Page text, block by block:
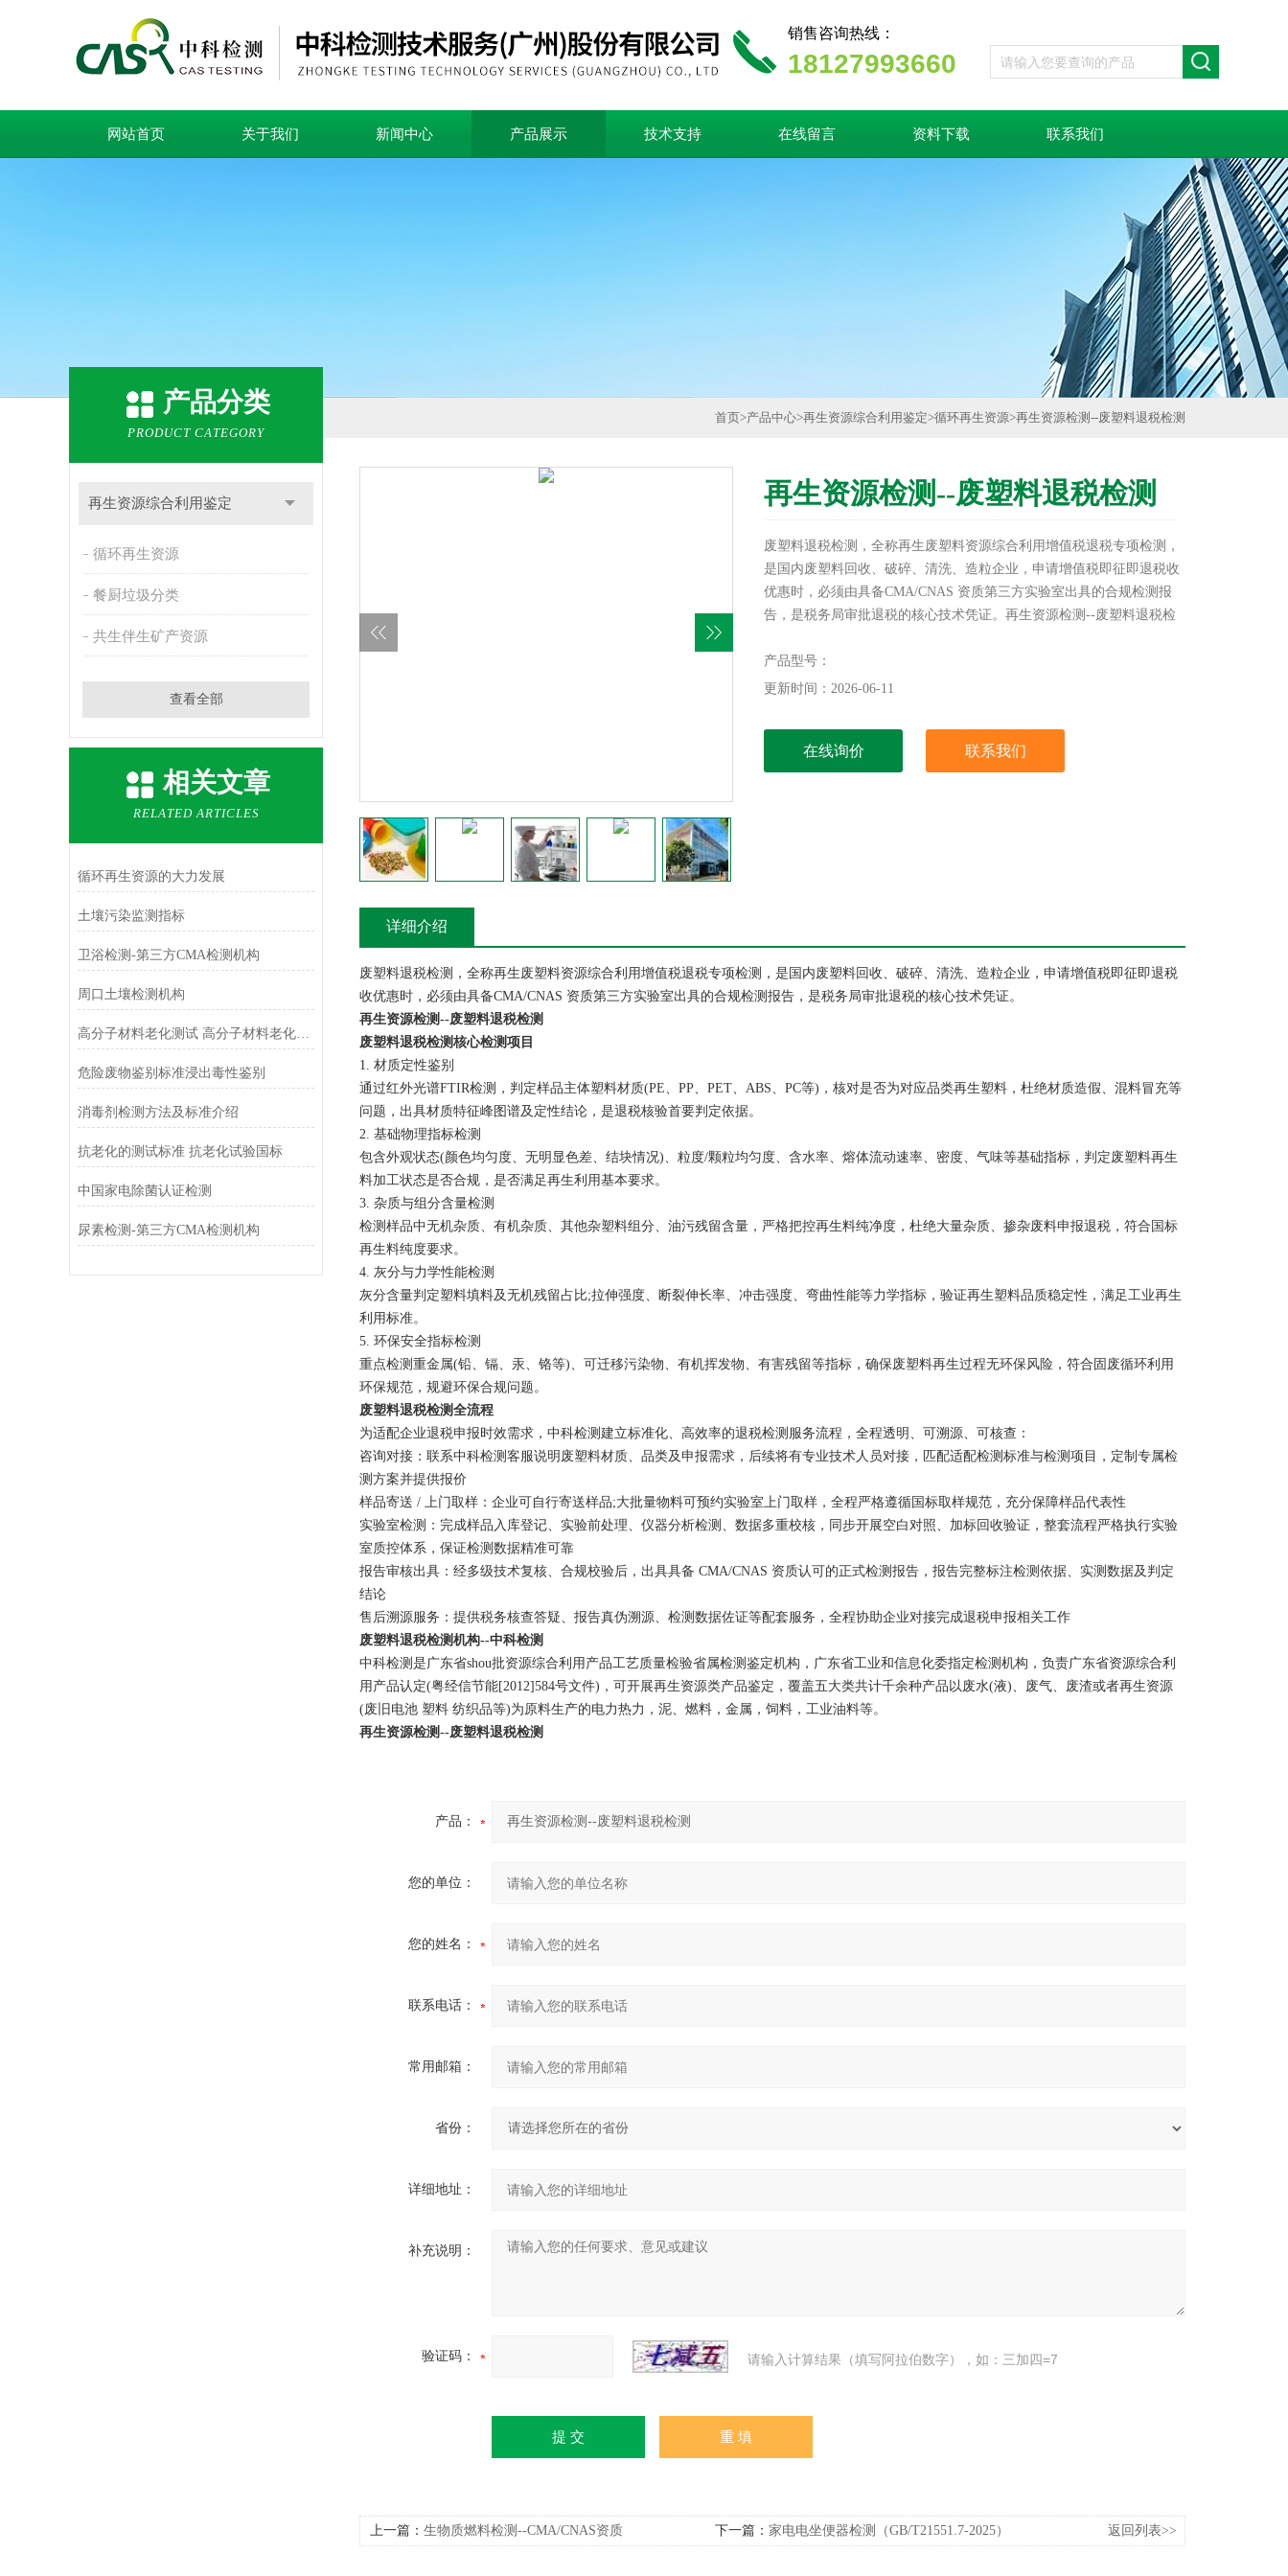
销售咨询热线：
18127993660
网站首页 关于我们 新闻中心 产品展示 技术支持 在线留言 资料下载 联系我们
产品分类
PRODUCT CATEGORY
再生资源综合利用鉴定
循环再生资源
餐厨垃圾分类
共生伴生矿产资源
查看全部
相关文章
RELATED ARTICLES
循环再生资源的大力发展
土壤污染监测指标
卫浴检测-第三方CMA检测机构
周口土壤检测机构
高分子材料老化测试 高分子材料老化测试方法
危险废物鉴别标准浸出毒性鉴别
消毒剂检测方法及标准介绍
抗老化的测试标准 抗老化试验国标
中国家电除菌认证检测
尿素检测-第三方CMA检测机构
首页>产品中心>再生资源综合利用鉴定>循环再生资源>再生资源检测--废塑料退税检测
再生资源检测--废塑料退税检测
废塑料退税检测，全称再生废塑料资源综合利用增值税退税专项检测，
是国内废塑料回收、破碎、清洗、造粒企业，申请增值税即征即退税收
优惠时，必须由具备CMA/CNAS 资质第三方实验室出具的合规检测报
告，是税务局审批退税的核心技术凭证。再生资源检测--废塑料退税检
产品型号：
更新时间：2026-06-11
在线询价 联系我们
详细介绍
废塑料退税检测，全称再生废塑料资源综合利用增值税退税专项检测，是国内废塑料回收、破碎、清洗、造粒企业，申请增值税即征即退税
收优惠时，必须由具备CMA/CNAS 资质第三方实验室出具的合规检测报告，是税务局审批退税的核心技术凭证。
再生资源检测--废塑料退税检测
废塑料退税检测核心检测项目
1. 材质定性鉴别
通过红外光谱FTIR检测，判定样品主体塑料材质(PE、PP、PET、ABS、PC等)，核对是否为对应品类再生塑料，杜绝材质造假、混料冒充等
问题，出具材质特征峰图谱及定性结论，是退税核验首要判定依据。
2. 基础物理指标检测
包含外观状态(颜色均匀度、无明显色差、结块情况)、粒度/颗粒均匀度、含水率、熔体流动速率、密度、气味等基础指标，判定废塑料再生
料加工状态是否合规，是否满足再生利用基本要求。
3. 杂质与组分含量检测
检测样品中无机杂质、有机杂质、其他杂塑料组分、油污残留含量，严格把控再生料纯净度，杜绝大量杂质、掺杂废料申报退税，符合国标
再生料纯度要求。
4. 灰分与力学性能检测
灰分含量判定塑料填料及无机残留占比;拉伸强度、断裂伸长率、冲击强度、弯曲性能等力学指标，验证再生塑料品质稳定性，满足工业再生
利用标准。
5. 环保安全指标检测
重点检测重金属(铅、镉、汞、铬等)、可迁移污染物、有机挥发物、有害残留等指标，确保废塑料再生过程无环保风险，符合固废循环利用
环保规范，规避环保合规问题。
废塑料退税检测全流程
为适配企业退税申报时效需求，中科检测建立标准化、高效率的退税检测服务流程，全程透明、可溯源、可核查：
咨询对接：联系中科检测客服说明废塑料材质、品类及申报需求，后续将有专业技术人员对接，匹配适配检测标准与检测项目，定制专属检
测方案并提供报价
样品寄送 / 上门取样：企业可自行寄送样品;大批量物料可预约实验室上门取样，全程严格遵循国标取样规范，充分保障样品代表性
实验室检测：完成样品入库登记、实验前处理、仪器分析检测、数据多重校核，同步开展空白对照、加标回收验证，整套流程严格执行实验
室质控体系，保证检测数据精准可靠
报告审核出具：经多级技术复核、合规校验后，出具具备 CMA/CNAS 资质认可的正式检测报告，报告完整标注检测依据、实测数据及判定
结论
售后溯源服务：提供税务核查答疑、报告真伪溯源、检测数据佐证等配套服务，全程协助企业对接完成退税申报相关工作
废塑料退税检测机构--中科检测
中科检测是广东省shou批资源综合利用产品工艺质量检验省属检测鉴定机构，广东省工业和信息化委指定检测机构，负责广东省资源综合利
用产品认定(粤经信节能[2012]584号文件)，可开展再生资源类产品鉴定，覆盖五大类共计千余种产品以废水(液)、废气、废渣或者再生资源
(废旧电池 塑料 纺织品等)为原料生产的电力热力，泥、燃料，金属，饲料，工业油料等。
再生资源检测--废塑料退税检测
产品：
您的单位：
您的姓名：
联系电话：
常用邮箱：
省份：
详细地址：
补充说明：
验证码： 请输入计算结果（填写阿拉伯数字），如：三加四=7
上一篇： 生物质燃料检测--CMA/CNAS资质 下一篇： 家电电坐便器检测（GB/T21551.7-2025） 返回列表>>